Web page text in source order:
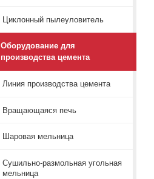
Циклонный пылеуловитель
Оборудование для
производства цемента
Линия производства цемента
Вращающаяся печь
Шаровая мельница
Сушильно-размольная угольная
мельница